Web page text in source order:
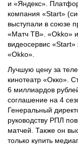
и «Яндекс».
компания «Start»
выступали в союзе
«Матч ТВ». «Okko»
видеосервис
«Okko».
Лучшую цену за
кинотеатр «Окко».
6 миллиардов
соглашение на 4
Генеральный
руководству РПЛ
матчей. Также он
только купить